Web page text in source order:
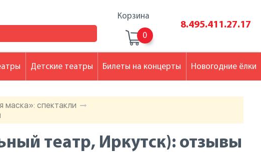
Корзина
0
8.495.411.27.17
маска»: спектакли
театр, Иркутск): отзывы
Детские театры Билеты на концерты Новогодние ёлки